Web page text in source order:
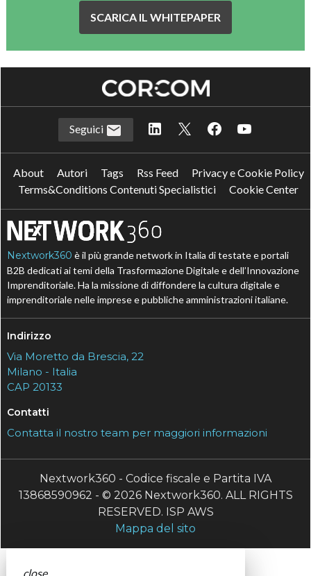
SCARICA IL WHITEPAPER
Seguici
About Autori Tags Rss Feed
Privacy e Cookie Policy
Terms&Conditions Contenuti Specialistici
Cookie Center
Nextwork360 è il più grande network in Italia di testate e portali
B2B dedicati ai temi della Trasformazione Digitale e dell’Innovazione
Imprenditoriale. Ha la missione di diffondere la cultura digitale e
imprenditoriale nelle imprese e pubbliche amministrazioni italiane.
Indirizzo
Via Moretto da Brescia, 22
Milano - Italia
CAP 20133
Contatti
Contatta il nostro team per maggiori informazioni
Nextwork360 - Codice fiscale e Partita IVA
13868590962 - © 2026 Nextwork360. ALL RIGHTS
RESERVED. ISP AWS
Mappa del sito
close